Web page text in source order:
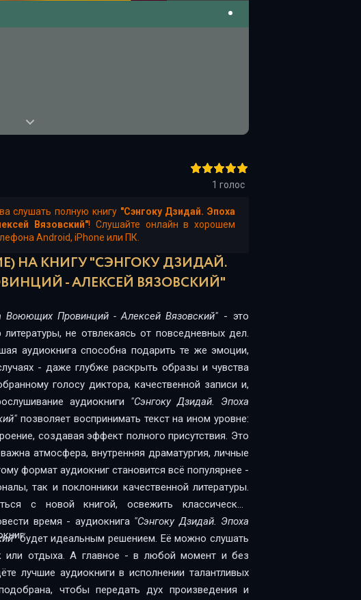
1 голос
слушать полную книгу "Сэнгоку Дзидай. Эпоха
Вязовский"! Слушайте онлайн в хорошем
Android, iPhone или ПК.
НА КНИГУ "СЭНГОКУ ДЗИДАЙ.
- АЛЕКСЕЙ ВЯЗОВСКИЙ"
Воюющих Провинций - Алексей Вязовский" - это
не отвлекаясь от повседневных дел.
аудиокнига способна подарить те же эмоции,
- даже глубже раскрыть образы и чувства
голосу диктора, качественной записи и,
аудиокниги "Сэнгоку Дзидай. Эпоха
позволяет воспринимать текст на ином уровне:
создавая эффект полного присутствия. Это
атмосфера, внутренняя драматургия, личные
формат аудиокниг становится всё популярнее -
так и поклонники качественной литературы.
с новой книгой, освежить классическое
время - аудиокнига "Сэнгоку Дзидай. Эпоха
будет идеальным решением. Её можно слушать
или отдыха. А главное - в любой момент и без
лучшие аудиокниги в исполнении талантливых
чтобы передать дух произведения и